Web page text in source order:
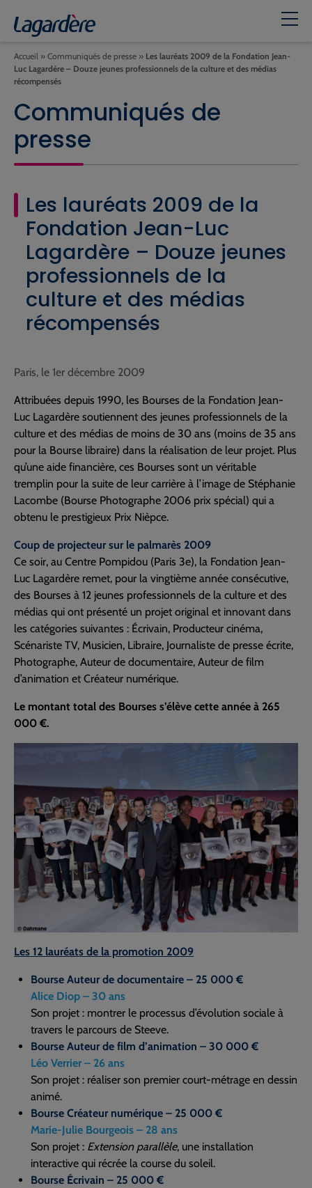
Accueil » Communiqués de presse » Les lauréats 2009 de la Fondation Jean-
Luc Lagardère – Douze jeunes professionnels de la culture et des médias
récompensés
Communiqués de
presse
Les lauréats 2009 de la
Fondation Jean-Luc
Lagardère – Douze jeunes
professionnels de la
culture et des médias
récompensés
Paris, le 1er décembre 2009
Attribuées depuis 1990, les Bourses de la Fondation Jean-
Luc Lagardère soutiennent des jeunes professionnels de la
culture et des médias de moins de 30 ans (moins de 35 ans
pour la Bourse libraire) dans la réalisation de leur projet. Plus
qu’une aide financière, ces Bourses sont un véritable
tremplin pour la suite de leur carrière à l’image de Stéphanie
Lacombe (Bourse Photographe 2006 prix spécial) qui a
obtenu le prestigieux Prix Nièpce.
Coup de projecteur sur le palmarès 2009
Ce soir, au Centre Pompidou (Paris 3e), la Fondation Jean-
Luc Lagardère remet, pour la vingtième année consécutive,
des Bourses à 12 jeunes professionnels de la culture et des
médias qui ont présenté un projet original et innovant dans
les catégories suivantes : Écrivain, Producteur cinéma,
Scénariste TV, Musicien, Libraire, Journaliste de presse écrite,
Photographe, Auteur de documentaire, Auteur de film
d’animation et Créateur numérique.
Le montant total des Bourses s’élève cette année à 265
000 €.
Les 12 lauréats de la promotion 2009
Bourse Auteur de documentaire – 25 000 €
Alice Diop – 30 ans
Son projet : montrer le processus d’évolution sociale à
travers le parcours de Steeve.
Bourse Auteur de film d’animation – 30 000 €
Léo Verrier – 26 ans
Son projet : réaliser son premier court-métrage en dessin
animé.
Bourse Créateur numérique – 25 000 €
Marie-Julie Bourgeois – 28 ans
Son projet : Extension parallèle, une installation
interactive qui récrée la course du soleil.
Bourse Écrivain – 25 000 €